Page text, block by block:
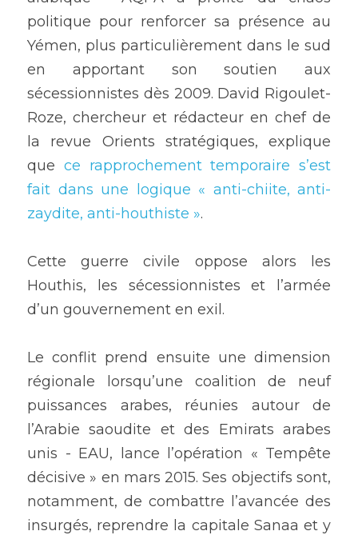
politique pour renforcer sa présence au
Yémen, plus particulièrement dans le sud
en apportant son soutien aux
sécessionnistes dès 2009. David Rigoulet-
Roze, chercheur et rédacteur en chef de
la revue Orients stratégiques, explique
que ce rapprochement temporaire s’est
fait dans une logique « anti-chiite, anti-
zaydite, anti-houthiste ».
Cette guerre civile oppose alors les
Houthis, les sécessionnistes et l’armée
d’un gouvernement en exil.
Le conflit prend ensuite une dimension
régionale lorsqu’une coalition de neuf
puissances arabes, réunies autour de
l’Arabie saoudite et des Emirats arabes
unis - EAU, lance l’opération « Tempête
décisive » en mars 2015. Ses objectifs sont,
notamment, de combattre l’avancée des
insurgés, reprendre la capitale Sanaa et y